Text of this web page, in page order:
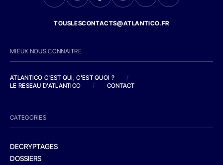
TOUSLESCONTACTS@ATLANTICO.FR
MIEUX NOUS CONNAITRE
ATLANTICO C'EST QUI, C'EST QUOI ?
/
LE RESEAU D'ATLANTICO
/ CONTACT
CATEGORIES
DECRYPTAGES
DOSSIERS